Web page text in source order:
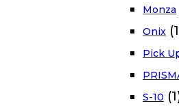
Monza
Onix
Pick
S-10